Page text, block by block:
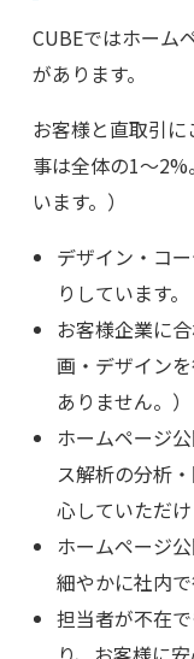
CUBEではホーム
があります。
お客様と直取引
事は全体の1～
います。）
デザイン・コ
りしています。
お客様企業に
画・デザイン
ありません。）
ホームページ
ス解析の分析
心していただけ
ホームページ
細やかに社内で
担当者が不在